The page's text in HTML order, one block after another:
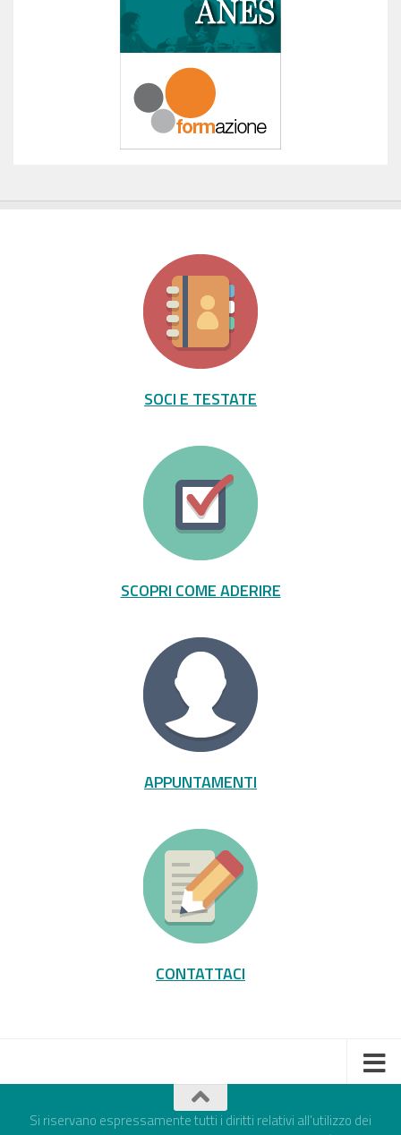
SOCI E TESTATE
SCOPRI COME ADERIRE
APPUNTAMENTI
CONTATTACI
Si riservano espressamente tutti i diritti relativi all’utilizzo dei